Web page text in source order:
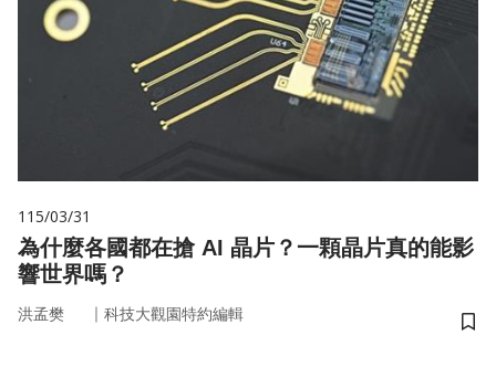
115/03/31
為什麼各國都在搶 AI 晶片？一顆晶片真的能影
響世界嗎？
洪孟樊 ｜ 科技大觀園特約編輯
儲